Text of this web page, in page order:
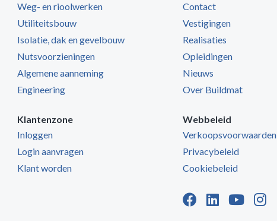
Weg- en rioolwerken
Utiliteitsbouw
Isolatie, dak en gevelbouw
Nutsvoorzieningen
Algemene aanneming
Engineering
Klantenzone
Inloggen
Login aanvragen
Klant worden
Contact
Vestigingen
Realisaties
Opleidingen
Nieuws
Over Buildmat
Webbeleid
Verkoopsvoorwaarden
Privacybeleid
Cookiebeleid